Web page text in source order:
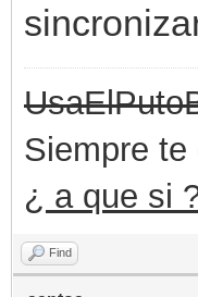
Siempre
¿ a que si
Find